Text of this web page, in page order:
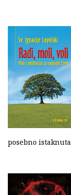
posebno